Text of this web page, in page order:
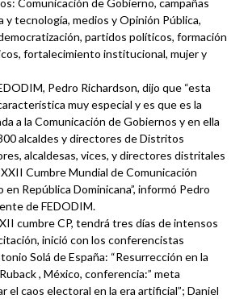
Comunicación de Gobierno, campañas
y tecnología, medios y Opinión Pública,
partidos políticos, formación
fortalecimiento institucional, mujer y
Pedro Richardson, dijo que “esta
muy especial y es que es la
a la Comunicación de Gobiernos y en ella
alcaldes y directores de Distritos
alcaldesas, vices, y directores distritales
Cumbre Mundial de Comunicación
en República Dominicana”, informó Pedro
de FEDODIM.
cumbre CP, tendrá tres días de intensos
inició con los conferencistas
Solá de España: “Resurrección en la
, México, conferencia:” meta
el caos electoral en la era artificial”; Daniel